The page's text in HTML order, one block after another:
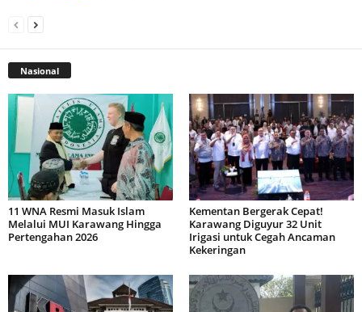
Nasional
11 WNA Resmi Masuk Islam
Melalui MUI Karawang Hingga
Pertengahan 2026
Kementan Bergerak Cepat!
Karawang Diguyur 32 Unit
Irigasi untuk Cegah Ancaman
Kekeringan